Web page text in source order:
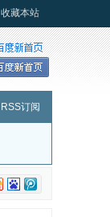
收藏本站
RSS订阅